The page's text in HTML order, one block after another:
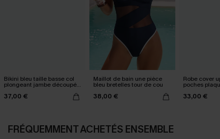
Bikini bleu taille basse col
plongeant jambe découpée
au milieu
37,00 €
Maillot de bain une pièce
bleu bretelles tour de cou
38,00 €
Robe cover
poches
33,00 €
FRÉQUEMMENT ACHETÉS ENSEMBLE